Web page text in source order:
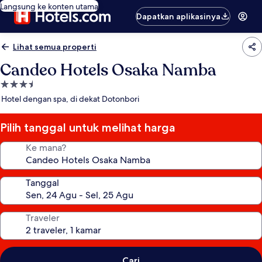
Langsung ke konten utama
Dapatkan aplikasinya
Lihat semua properti
Candeo Hotels Osaka Namba
Properti
bintang
Hotel dengan spa, di dekat Dotonbori
Pilih tanggal untuk melihat harga
Ke mana?
Tanggal
Traveler